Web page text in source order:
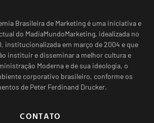
Brasileira de Marketing é uma iniciativa e
do MadiaMundoMarketing, idealizada no
institucionalizada em março de 2004 e que
instituir e disseminar a melhor cultura e
Moderna e de sua ideologia, o
corporativo brasileiro, conforme os
de Peter Ferdinand Drucker.
CONTATO